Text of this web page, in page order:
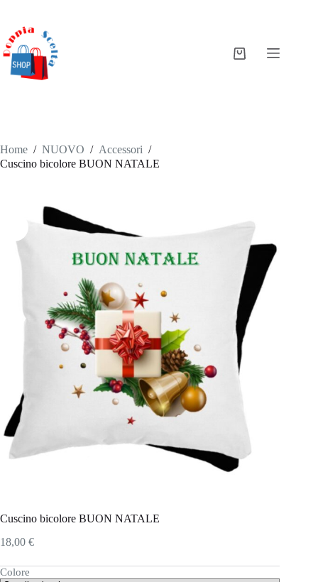
contenuto
Carrello
Home / NUOVO / Accessori /
Cuscino bicolore BUON NATALE
Cuscino bicolore BUON NATALE
18,00 €
Colore